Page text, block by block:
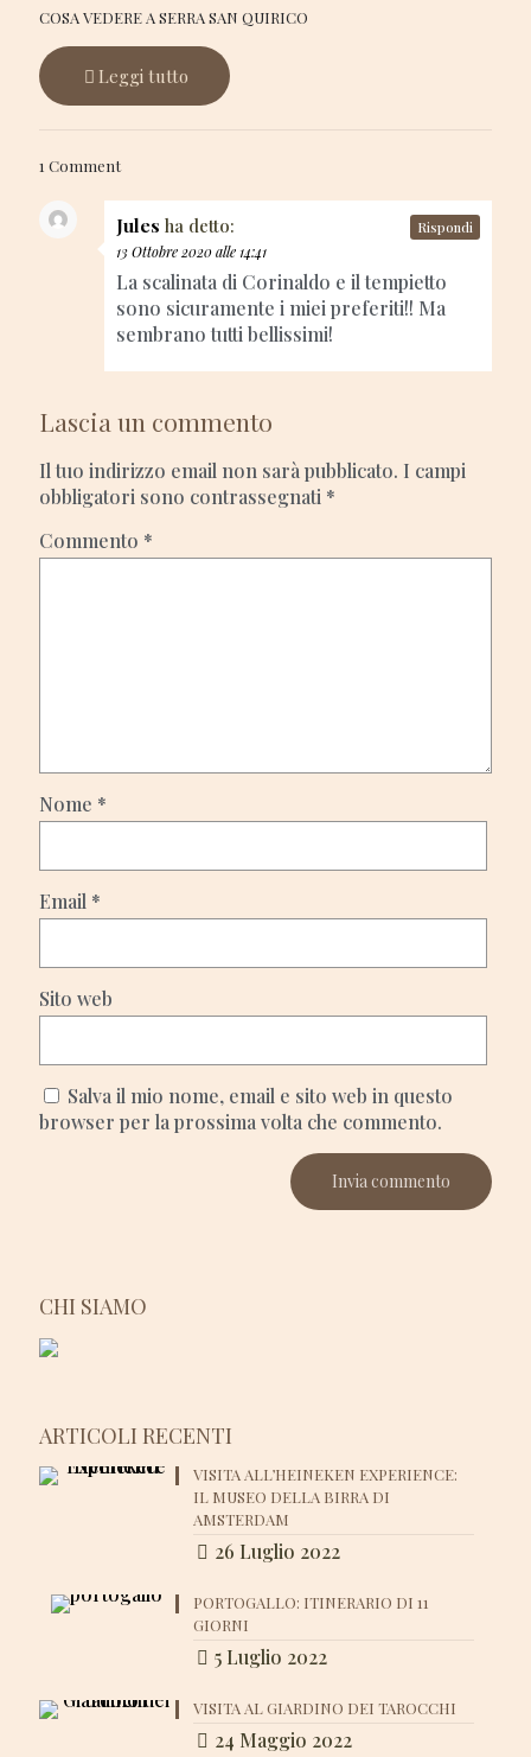
COSA VEDERE A SERRA SAN QUIRICO
Leggi tutto
1 Comment
Jules ha detto:
13 Ottobre 2020 alle 14:41
La scalinata di Corinaldo e il tempietto
sono sicuramente i miei preferiti!! Ma
sembrano tutti bellissimi!
Rispondi
Lascia un commento
Il tuo indirizzo email non sarà pubblicato. I campi
obbligatori sono contrassegnati *
Commento *
Nome *
Email *
Sito web
Salva il mio nome, email e sito web in questo
browser per la prossima volta che commento.
CHI SIAMO
ARTICOLI RECENTI
VISITA ALL’HEINEKEN EXPERIENCE:
IL MUSEO DELLA BIRRA DI
AMSTERDAM
26 Luglio 2022
PORTOGALLO: ITINERARIO DI 11
GIORNI
5 Luglio 2022
VISITA AL GIARDINO DEI TAROCCHI
24 Maggio 2022